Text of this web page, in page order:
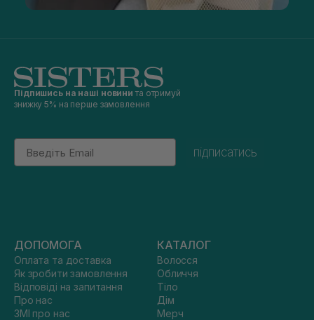
Підпишись на наші новини та отримуй
знижку 5% на перше замовлення
Email
підписатись
ДОПОМОГА
Оплата та доставка
Як зробити замовлення
Відповіді на запитання
Про нас
ЗМІ про нас
КАТАЛОГ
Волосся
Обличчя
Тіло
Дім
Мерч